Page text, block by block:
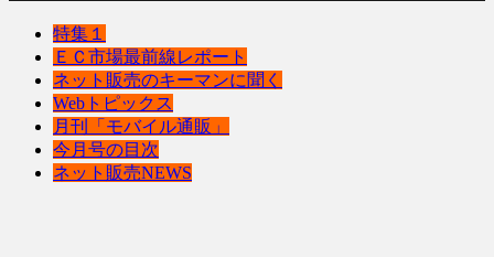
特集１
ＥＣ市場最前線レポート
ネット販売のキーマンに聞く
Webトピックス
月刊「モバイル通販」
今月号の目次
ネット販売NEWS